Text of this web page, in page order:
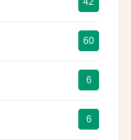
60
6
6